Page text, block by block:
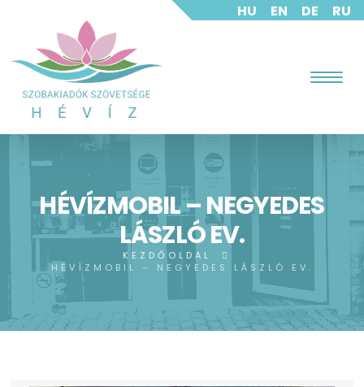
HU EN DE RU
HÉVÍZMOBIL – NEGYEDES
LÁSZLÓ EV.
KEZDŐOLDAL
HÉVÍZMOBIL – NEGYEDES LÁSZLÓ EV.